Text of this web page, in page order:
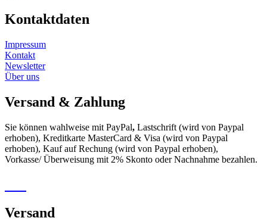
Kontaktdaten
Impressum
Kontakt
Newsletter
Über uns
Versand & Zahlung
Sie können wahlweise mit PayPal, Lastschrift (wird von Paypal
erhoben), Kreditkarte MasterCard & Visa (wird von Paypal
erhoben), Kauf auf Rechung (wird von Paypal erhoben),
Vorkasse/ Überweisung mit 2% Skonto oder Nachnahme bezahlen.
Versand